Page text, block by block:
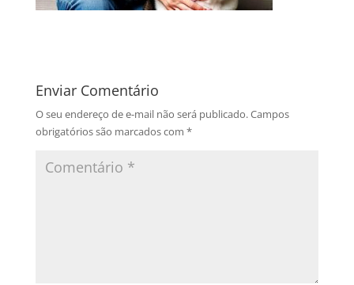
Enviar Comentário
O seu endereço de e-mail não será publicado.Campos
obrigatórios são marcados com *